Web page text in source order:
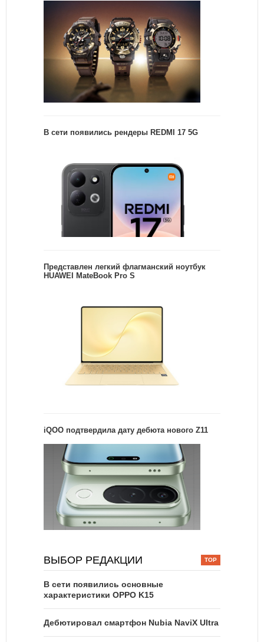
В сети появились рендеры REDMI 17 5G
Представлен легкий флагманский ноутбук
HUAWEI MateBook Pro S
iQOO подтвердила дату дебюта нового Z11
ВЫБОР РЕДАКЦИИ
В сети появились основные
характеристики OPPO K15
Дебютировал смартфон Nubia NaviX Ultra